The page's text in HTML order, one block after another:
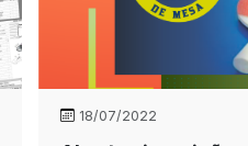
18/07/2022